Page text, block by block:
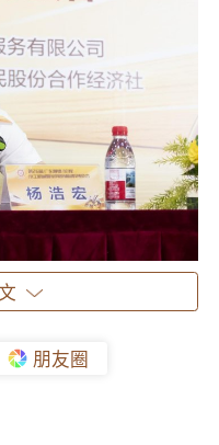
、办事处主任杨浩宏
品类丰富，依托前
朋友圈